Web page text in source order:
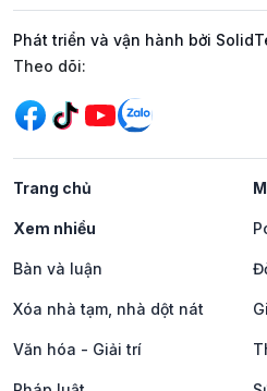
Phát triển và vận hành bởi
Mạng xã hội
Theo dõi:
Trang chủ
Xem nhiều
Bàn và luận
Xóa nhà tạm, nhà dột nát
Văn hóa - Giải trí